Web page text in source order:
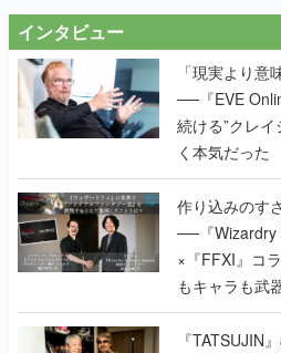
インタビュー
「現実より意
──『EVE
続ける”クレ
く本気だった
作り込みのす
──『Wizardry
×『FFXI』コ
もキャラも武
で作り込まれ
く
『TATSUJIN